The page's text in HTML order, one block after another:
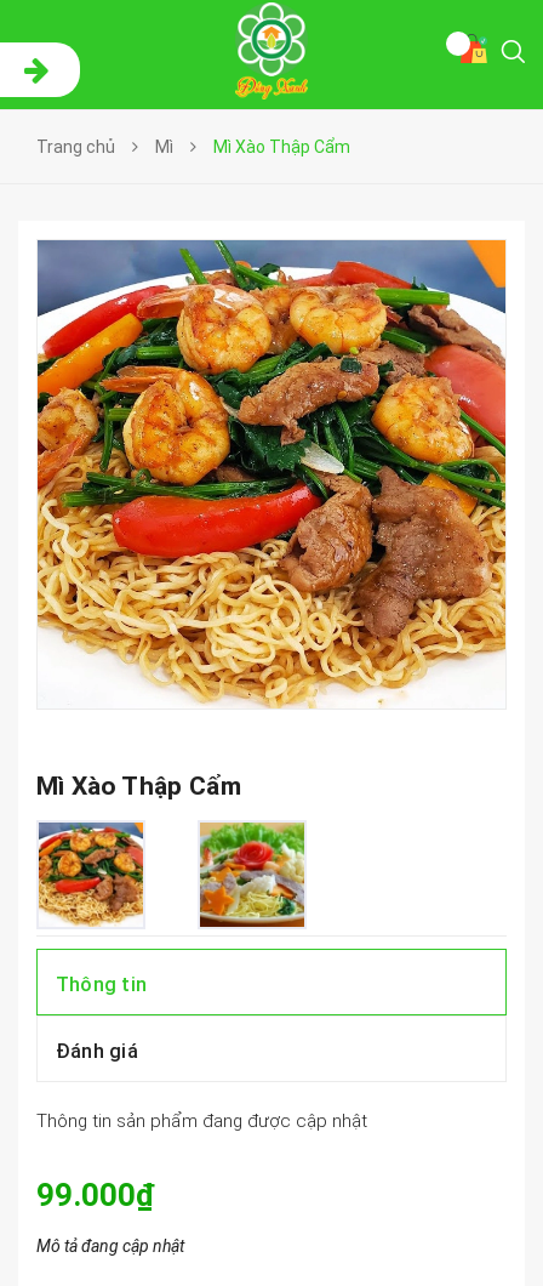
Trang chủ Mì Mì Xào Thập Cẩm
Mì Xào Thập Cẩm
Thông tin
Đánh giá
Thông tin sản phẩm đang được cập nhật
99.000₫
Mô tả đang cập nhật